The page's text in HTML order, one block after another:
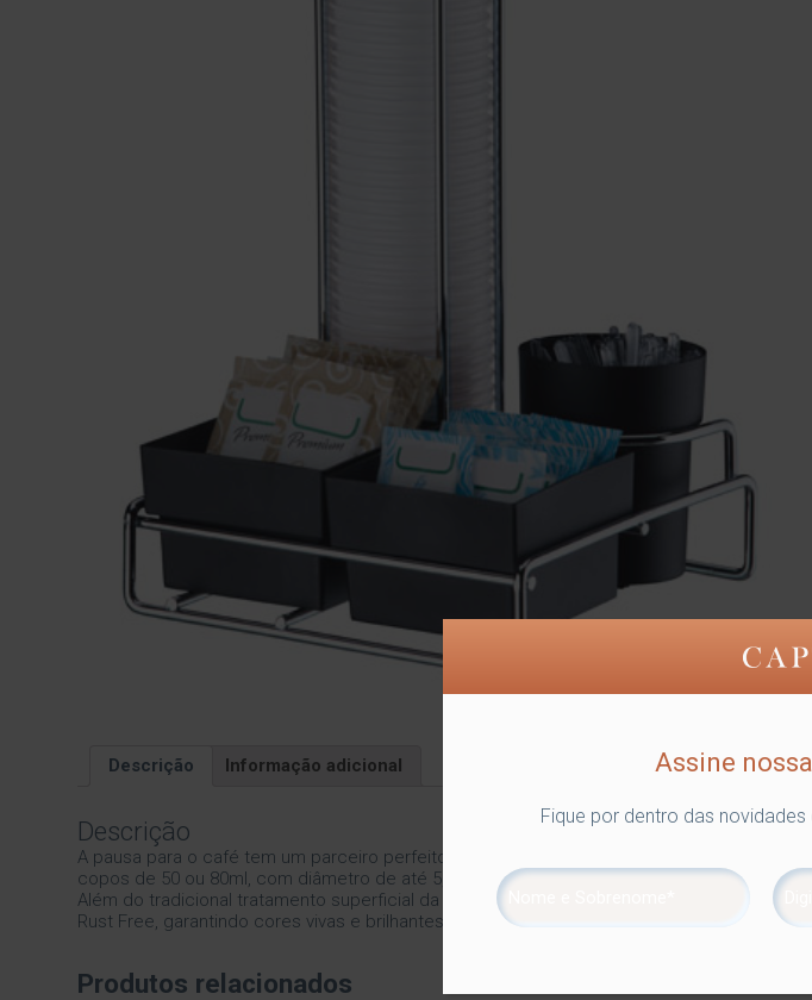
Descrição Informação adicional
Descrição
A pausa para o café tem um parceiro perfeito: um único Organizador que armazena os
copos de 50 ou 80ml, com diâmetro de até 5,5cm.
Além do tradicional tratamento superficial da Future – onde são aplicadas até 4
Rust Free, garantindo cores vivas e brilhantes, além de maior resistência contra ferrugem.
Produtos relacionados
Assine
Fique por dentro das novidades